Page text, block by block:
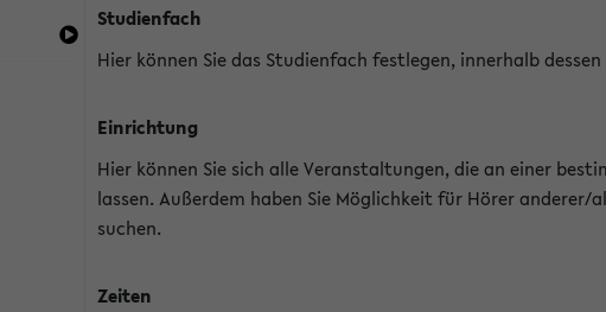
Studienfach
Hier können Sie das Studienfach festlegen, innerhalb
Einrichtung
Hier können Sie sich alle Veranstaltungen, die an einer
lassen. Außerdem haben Sie Möglichkeit für Hörer
suchen.
Zeiten